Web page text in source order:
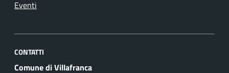
Eventi
CONTATTI
Comune di Villafranca